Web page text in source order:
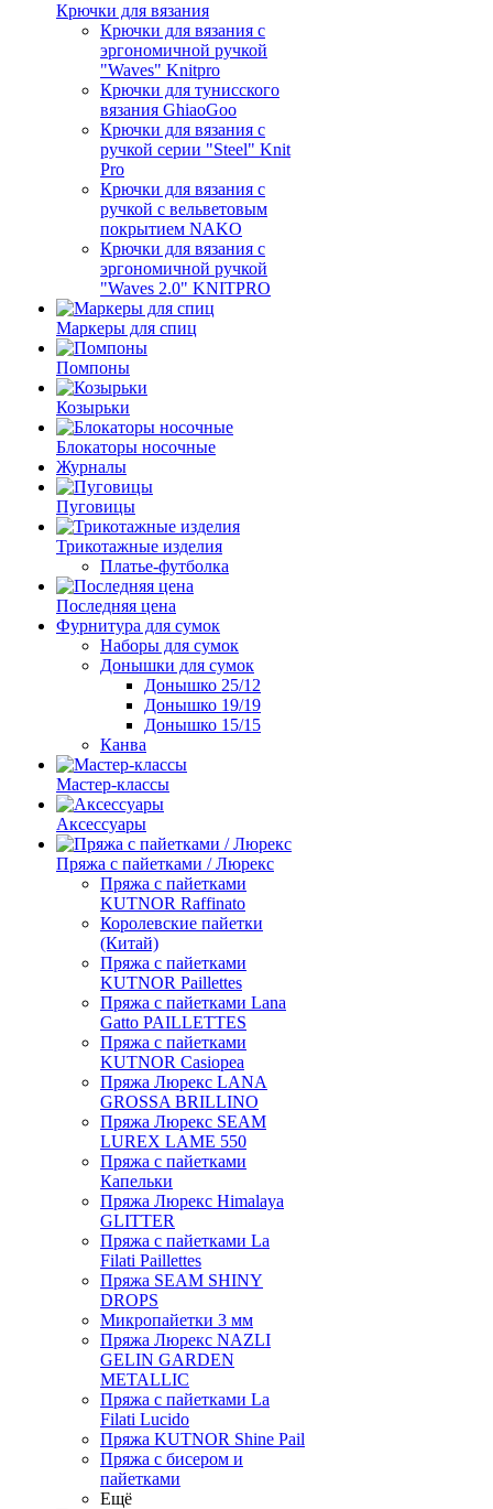
Крючки для вязания
Крючки для вязания с
эргономичной ручкой
"Waves" Knitpro
Крючки для тунисского
вязания GhiaoGoo
Крючки для вязания с
ручкой серии "Steel" Knit
Pro
Крючки для вязания с
ручкой с вельветовым
покрытием NAKO
Крючки для вязания с
эргономичной ручкой
"Waves 2.0" KNITPRO
Маркеры для спиц
Помпоны
Козырьки
Блокаторы носочные
Журналы
Пуговицы
Трикотажные изделия
Платье-футболка
Последняя цена
Фурнитура для сумок
Наборы для сумок
Донышки для сумок
Донышко 25/12
Донышко 19/19
Донышко 15/15
Канва
Мастер-классы
Аксессуары
Пряжа с пайетками / Люрекс
Пряжа с пайетками
KUTNOR Raffinato
Королевские пайетки
(Китай)
Пряжа с пайетками
KUTNOR Paillettes
Пряжа с пайетками Lana
Gatto PAILLETTES
Пряжа с пайетками
KUTNOR Casiopea
Пряжа Люрекс LANA
GROSSA BRILLINO
Пряжа Люрекс SEAM
LUREX LAME 550
Пряжа с пайетками
Капельки
Пряжа Люрекс Himalaya
GLITTER
Пряжа с пайетками La
Filati Paillettes
Пряжа SEAM SHINY
DROPS
Микропайетки 3 мм
Пряжа Люрекс NAZLI
GELIN GARDEN
METALLIC
Пряжа с пайетками La
Filati Lucido
Пряжа KUTNOR Shine Pail
Пряжа с бисером и
пайетками
Ещё